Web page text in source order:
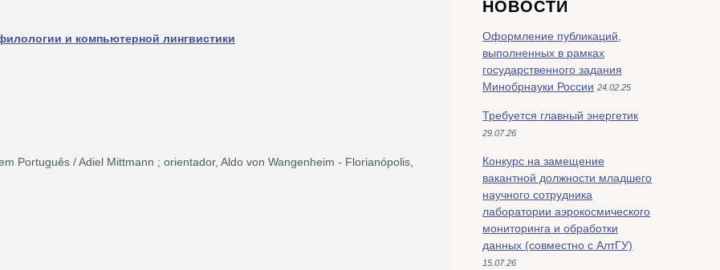
и компьютерной лингвистики
Português / Adiel Mittmann ; orientador, Aldo von Wangenheim - Florianópolis,
НОВОСТИ
Оформление публикаций,
выполненных в рамках
государственного задания
Минобрнауки России 24.02.25
Требуется главный энергетик
29.07.26
Конкурс на замещение
вакантной должности младшего
научного сотрудника
лаборатории аэрокосмического
мониторинга и обработки
данных (совместно с АлтГУ)
15.07.26